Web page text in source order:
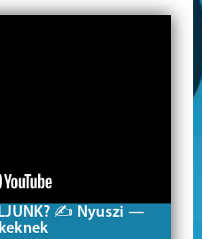
✍ Nyuszi —